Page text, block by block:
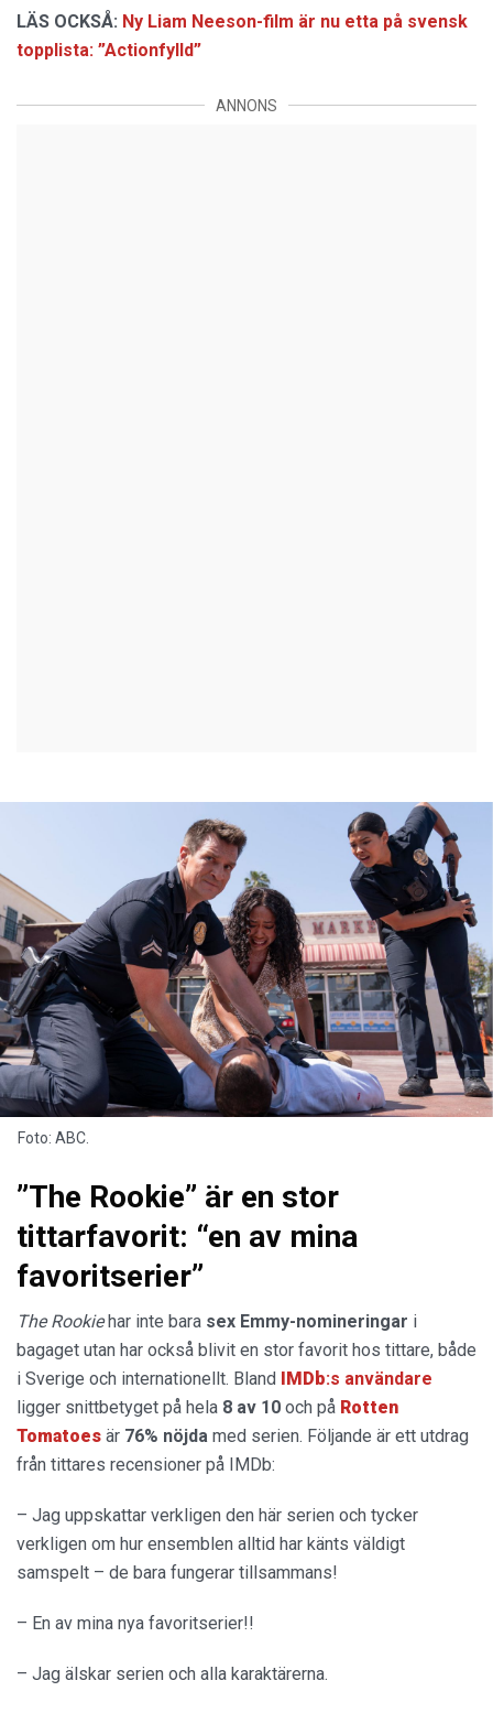
LÄS OCKSÅ: Ny Liam Neeson-film är nu etta på svensk
topplista: ”Actionfylld”
ANNONS
Foto: ABC.
”The Rookie” är en stor
tittarfavorit: “en av mina
favoritserier”
The Rookiehar inte bara sex Emmy-nomineringar i
bagaget utan har också blivit en stor favorit hos tittare, både
i Sverige och internationellt. Bland
IMDb:s användare
ligger snittbetyget på hela 8 av 10 och på Rotten
Tomatoes är 76% nöjda med serien. Följande är ett utdrag
från tittares recensioner på IMDb:
– Jag uppskattar verkligen den här serien och tycker
verkligen om hur ensemblen alltid har känts väldigt
samspelt – de bara fungerar tillsammans!
– En av mina nya favoritserier!!
– Jag älskar serien och alla karaktärerna.